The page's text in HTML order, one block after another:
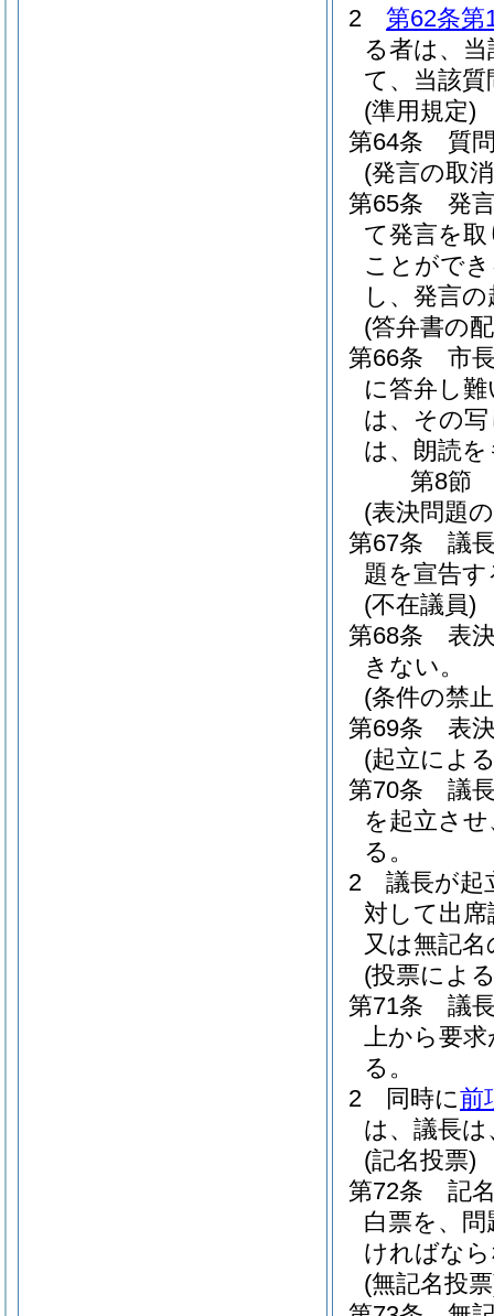
2
第62条第
る者は、
て、当該
(準用規定)
第64条
質
(発言の取
第65条
発
て発言を
ことがで
し、発言
(答弁書の
第66条
市
に答弁し
は、その
は、朗読
第8節
(表決問題
第67条
議
題を宣告す
(不在議員)
第68条
表
きない。
(条件の禁
第69条
表
(起立によ
第70条
議
を起立さ
る。
2
議長が起
対して出
又は無記
(投票によ
第71条
議
上から要
る。
2
同時に前
は、議長
(記名投票)
第72条
記
白票を、
ければな
(無記名投